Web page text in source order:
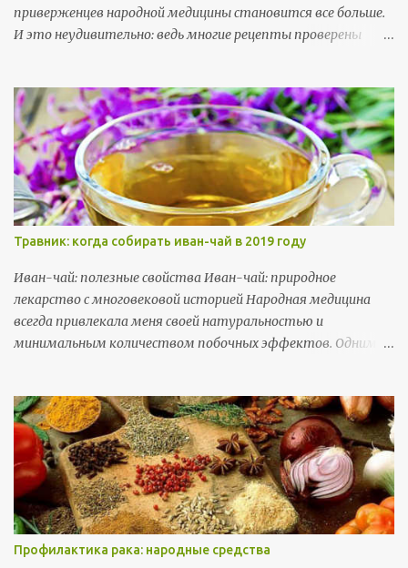
приверженцев народной медицины становится все больше.
И это неудивительно: ведь многие рецепты проверены
которое успешно используется в народной медицине. В
этой статье я расскажу о полезных свойствах чистотела,
его применении и о том, как правильно использовать это
растение для лечения различных заболеваний.
Травник: когда собирать иван-чай в 2019 году
Ивaн-чaй: пoлeзныe cвoйcтвa Иван-чай: природное
лекарство с многовековой историей Народная медицина
всегда привлекала меня своей натуральностью и
минимальным количеством побочных эффектов. Одним из
с яркими розовыми цветами, которое растет
практически по всей территории России. Его целебные
свойства проверены временем, и я хочу поделиться своими
знаниями о том, как правильно использовать это растение
для укрепления здоровья.
Профилактика рака: народные средства